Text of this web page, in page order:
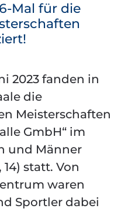
Mal für die
2023 fanden in
die
Meisterschaften
GmbH“ im
und Männer
14) statt. Von
waren
Sportler dabei